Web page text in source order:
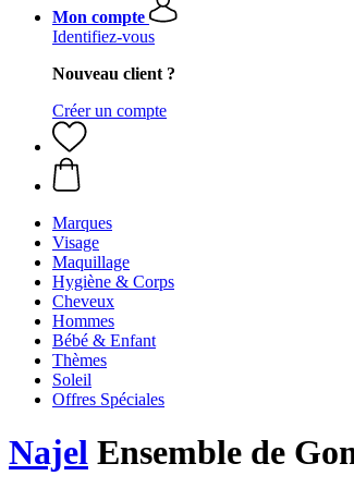
Mon compte
Identifiez-vous
Nouveau client ?
Créer un compte
Marques
Visage
Maquillage
Hygiène & Corps
Cheveux
Hommes
Bébé & Enfant
Thèmes
Soleil
Offres Spéciales
Najel Ensemble de